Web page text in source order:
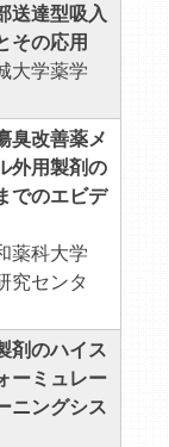
送達型吸入
その応用
大学薬学
臭改善薬メ
外用製剤の
でのエビデ
薬科大学
究センタ
剤のハイス
ーミュレー
ニングシス